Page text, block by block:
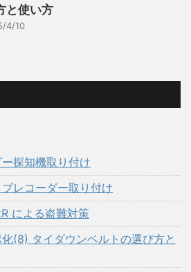
と使い方
4/10
探知機取り付け
レコーダー取り付け
による盗難対策
(8) タイダウンベルトの選び方と